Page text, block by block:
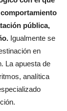
pública,
Igualmente se
en
La apuesta de
analítica